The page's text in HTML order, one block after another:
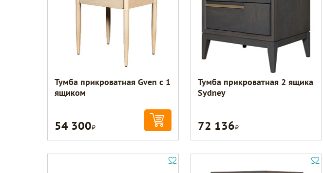
Тумба прикроватная Gven с 1
ящиком
54 300Р
Тумба прикроватная 2 ящика
Sydney
72 136Р